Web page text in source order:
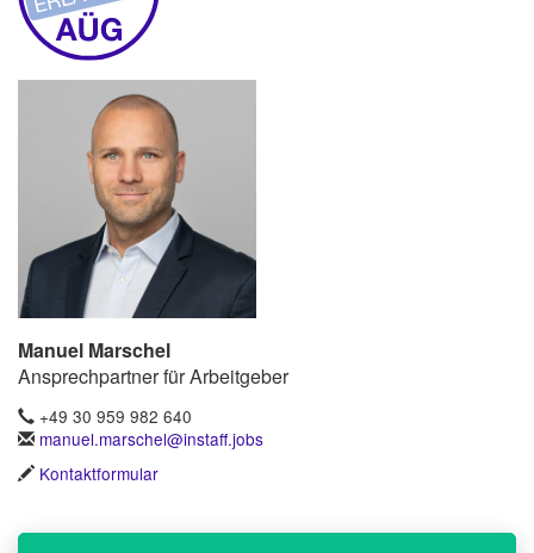
Manuel Marschel
Ansprechpartner für Arbeitgeber
+49 30 959 982 640
manuel.marschel@instaff.jobs
Kontaktformular